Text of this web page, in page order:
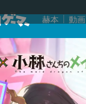
赫本 動画